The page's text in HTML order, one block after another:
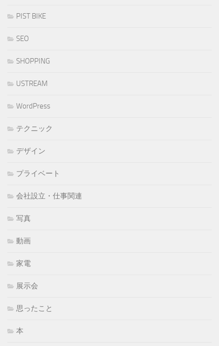
PIST BIKE
SEO
SHOPPING
USTREAM
WordPress
テクニック
デザイン
プライベート
会社設立・仕事関連
写真
動画
家電
展示会
思ったこと
本